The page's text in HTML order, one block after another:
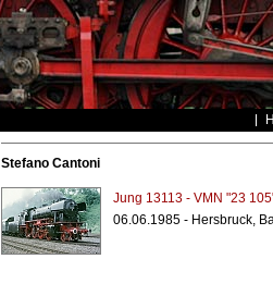
Stefano Cantoni
Jung 13113 - VMN "23
06.06.1985 - Hersbruck,